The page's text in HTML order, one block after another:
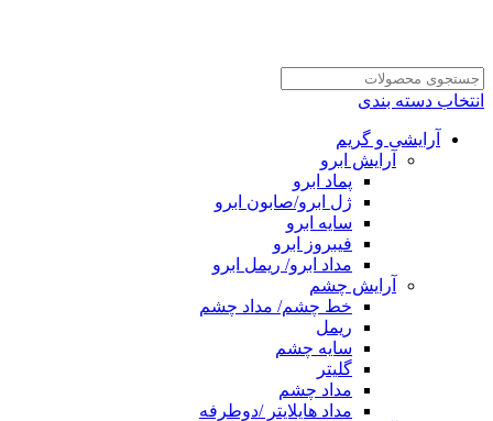
انتخاب دسته بندی
آرایشی و گریم
آرایش ابرو
پماد ابرو
ژل ابرو/صابون ابرو
سایه ابرو
فیبروز ابرو
مداد ابرو/ ریمل ابرو
آرایش چشم
خط چشم/ مداد چشم
ریمل
سایه چشم
گلیتر
مداد چشم
مداد هایلایتر /دوطرفه